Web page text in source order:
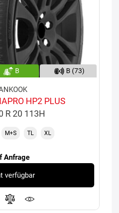
B B (73)
HP2 PLUS
R 20 113H
M+S TL XL
Anfrage
verfügbar